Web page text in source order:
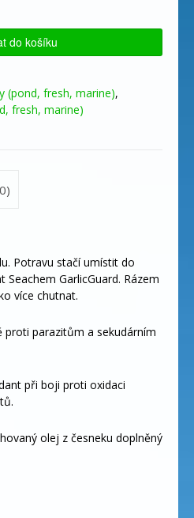
do košíku
(pond, fresh, marine),
fresh, marine)
Potravu stačí umístit do
GarlicGuard. Rázem
více chutnat.
proti parazitům a sekudárním
při boji proti oxidaci
olej z česneku doplněný